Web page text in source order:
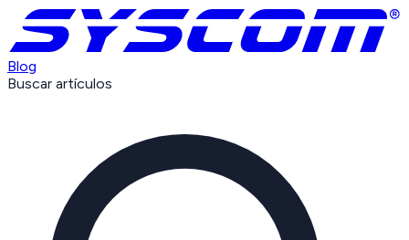
Blog
Buscar artículos